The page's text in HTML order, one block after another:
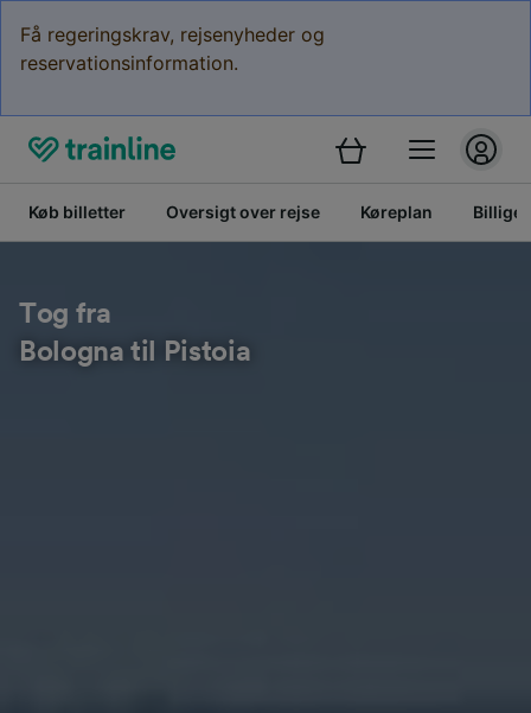
Få regeringskrav, rejsenyheder og
reservationsinformation.
Køb billetter Oversigt over rejse Køreplan Billige
Tog fra
Bologna til Pistoia